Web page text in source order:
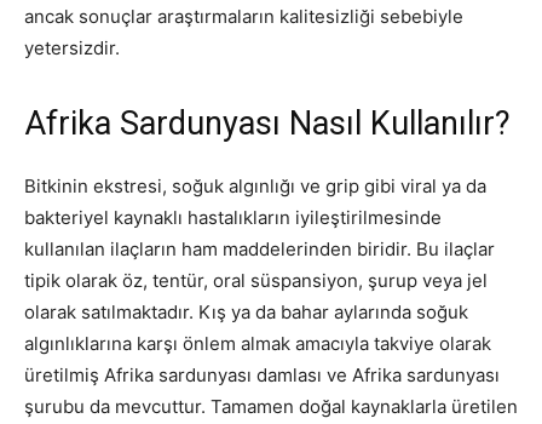
ancak sonuçlar araştırmaların kalitesizliği sebebiyle
yetersizdir.
Afrika Sardunyası Nasıl Kullanılır?
Bitkinin ekstresi, soğuk algınlığı ve grip gibi viral ya da
bakteriyel kaynaklı hastalıkların iyileştirilmesinde
kullanılan ilaçların ham maddelerinden biridir. Bu ilaçlar
tipik olarak öz, tentür, oral süspansiyon, şurup veya jel
olarak satılmaktadır. Kış ya da bahar aylarında soğuk
algınlıklarına karşı önlem almak amacıyla takviye olarak
üretilmiş Afrika sardunyası damlası ve Afrika sardunyası
şurubu da mevcuttur. Tamamen doğal kaynaklarla üretilen